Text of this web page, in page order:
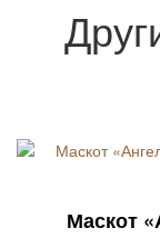
Маскот